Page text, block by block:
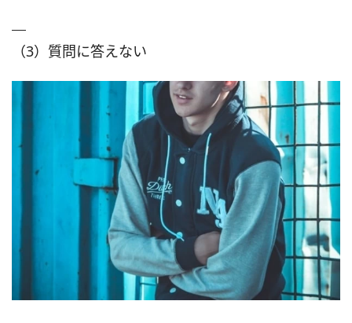
（3）質問に答えない